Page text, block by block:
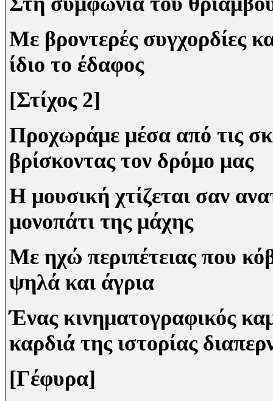
Με βροντερές συγχορδίες
ίδιο το έδαφος
[Στίχος 2]
Προχωράμε μέσα από τις
βρίσκοντας τον δρόμο μας
Η μουσική χτίζεται σαν
μονοπάτι της μάχης
Με ηχώ περιπέτειας που
ψηλά και άγρια
Ένας κινηματογραφικός
καρδιά της ιστορίας
[Γέφυρα]